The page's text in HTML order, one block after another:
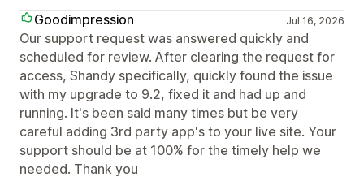
Goodimpression
Jul 16, 2026
Our support request was answered quickly and
scheduled for review. After clearing the request for
access, Shandy specifically, quickly found the issue
with my upgrade to 9.2, fixed it and had up and
running. It's been said many times but be very
careful adding 3rd party app's to your live site. Your
support should be at 100% for the timely help we
needed. Thank you